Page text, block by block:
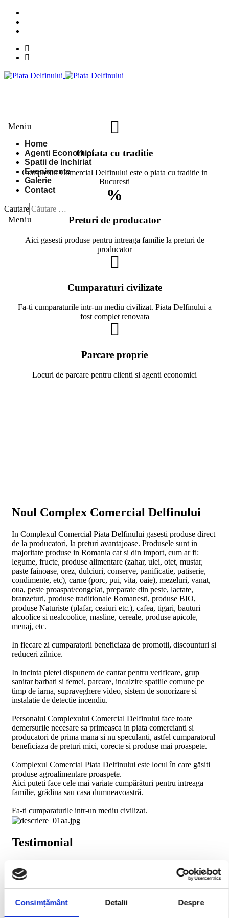
Consimțământ Detalii Despre
Home
Agenti Economici
Spatii de Inchiriat
Evenimente
Galerie
Contact
Cautare
O piata cu traditie
Complexul Comercial Delfinului este o piata cu traditie in
Bucuresti
Preturi de producator
Aici gasesti produse pentru intreaga familie la preturi de
producator
Cumparaturi civilizate
Fa-ti cumparaturile intr-un mediu civilizat. Piata Delfinului a
fost complet renovata
Parcare proprie
Locuri de parcare pentru clienti si agenti economici
Noul Complex Comercial Delfinului
In Complexul Comercial Piata Delfinului gasesti produse direct
de la producatori, la preturi avantajoase. Produsele sunt in
majoritate produse in Romania cat si din import, cum ar fi:
legume, fructe, produse alimentare (zahar, ulei, otet, mustar,
paste fainoase, orez, dulciuri, conserve, panificatie, patiserie,
condimente, etc), carne (porc, pui, vita, oaie), mezeluri, vanat,
oua, peste proaspat/congelat, preparate din peste, lactate,
branzeturi, produse traditionale Romanesti, produse BIO,
produse Naturiste (plafar, ceaiuri etc.), cafea, tigari, bauturi
alcoolice si nealcoolice, masline, cereale, produse apicole,
menaj, etc.
In fiecare zi cumparatorii beneficiaza de promotii, discounturi si
reduceri zilnice.
In incinta pietei dispunem de cantar pentru verificare, grup
sanitar barbati si femei, parcare, incalzire spatiile comune pe
timp de iarna, supraveghere video, sistem de sonorizare si
instalatie de detectie incendiu.
Personalul Complexului Comercial Delfinului face toate
demersurile necesare sa primeasca in piata comercianti si
producatori de prima mana si nu speculanti, astfel cumparatorul
beneficiaza de preturi mici, corecte si produse mai proaspete.
Complexul Comercial Piata Delfinului este locul în care găsiti
produse agroalimentare proaspete.
Aici puteti face cele mai variate cumpărături pentru intreaga
familie, grădina sau casa dumneavoastră.
Fa-ti cumparaturile intr-un mediu civilizat.
Testimonial
Grigore Stanica